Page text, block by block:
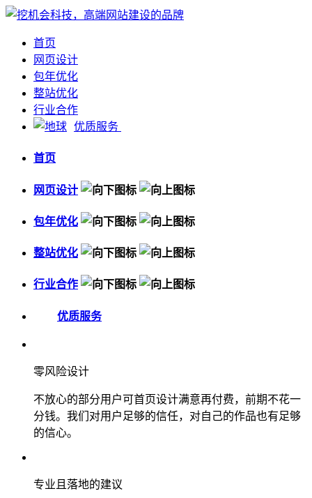
首页
网页设计
包年优化
整站优化
行业合作
优质服务
首页
网页设计
包年优化
整站优化
行业合作
优质服务
零风险设计
不放心的部分用户可首页设计满意再付费，前期不花一
分钱。我们对用户足够的信任，对自己的作品也有足够
的信心。
专业且落地的建议